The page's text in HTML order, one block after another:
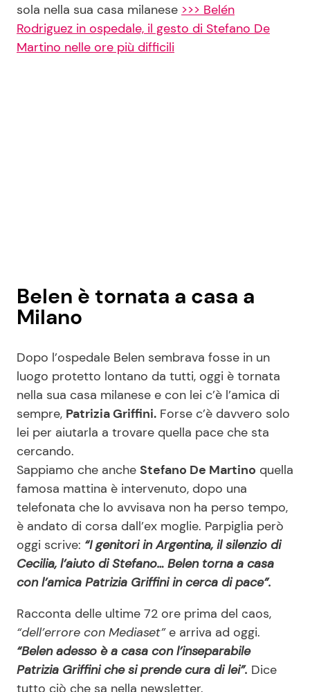
Pubblicità
Privacy Policy
sola nella sua casa milanese >>> Belén
Rodriguez in ospedale, il gesto di Stefano De
Martino nelle ore più difficili
Belen è tornata a casa a
Milano
Dopo l’ospedale Belen sembrava fosse in un
luogo protetto lontano da tutti, oggi è tornata
nella sua casa milanese e con lei c’è l’amica di
sempre, Patrizia Griffini. Forse c’è davvero solo
lei per aiutarla a trovare quella pace che sta
cercando.
Sappiamo che anche Stefano De Martino quella
famosa mattina è intervenuto, dopo una
telefonata che lo avvisava non ha perso tempo,
è andato di corsa dall’ex moglie. Parpiglia però
oggi scrive: “I genitori in Argentina, il silenzio di
Cecilia, l’aiuto di Stefano… Belen torna a casa
con l’amica Patrizia Griffini in cerca di pace”.
Racconta delle ultime 72 ore prima del caos,
“dell’errore con Mediaset”e arriva ad oggi.
“Belen adesso è a casa con l’inseparabile
Patrizia Griffini che si prende cura di lei”. Dice
tutto ciò che sa nella newsletter.